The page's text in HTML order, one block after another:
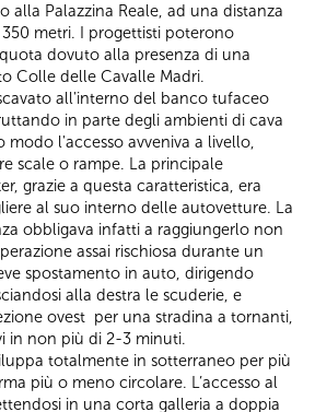
alla Palazzina Reale, ad una distanza
metri. I progettisti poterono
dovuto alla presenza di una
Colle delle Cavalle Madri.
all'interno del banco tufaceo
in parte degli ambienti di cava
modo l'accesso avveniva a livello,
scale o rampe. La principale
grazie a questa caratteristica, era
al suo interno delle autovetture. La
obbligava infatti a raggiungerlo non
assai rischiosa durante un
spostamento in auto, dirigendo
alla destra le scuderie, e
ovest per una stradina a tornanti,
in non più di 2-3 minuti.
totalmente in sotterraneo per più
più o meno circolare. L’accesso al
in una corta galleria a doppia